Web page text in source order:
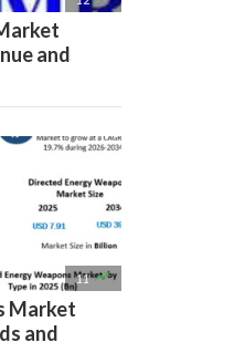
and
11 
Market
and